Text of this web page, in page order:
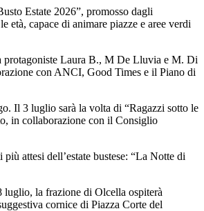
Estate 2026”, promosso dagli
capace di animare piazze e aree verdi
protagoniste Laura B., M De Lluvia e M. Di
con ANCI, Good Times e il Piano di
Il 3 luglio sarà la volta di “Ragazzi sotto le
in collaborazione con il Consiglio
attesi dell’estate bustese: “La Notte di
luglio, la frazione di Olcella ospiterà
cornice di Piazza Corte del